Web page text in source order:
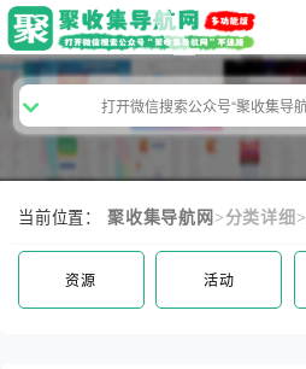
当前位置： 聚收集导航网 >分类详细>
资源 活动